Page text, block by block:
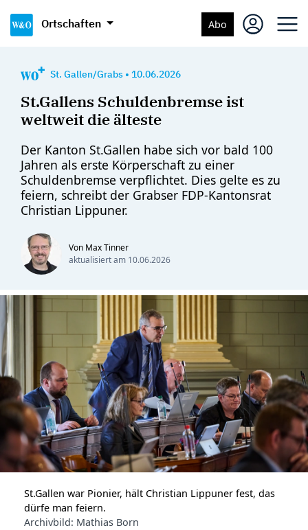
Ortschaften Abo
St. Gallen/Grabs • 10.06.2026
St.Gallens Schuldenbremse ist
weltweit die älteste
Der Kanton St.Gallen habe sich vor bald 100
Jahren als erste Körperschaft zu einer
Schuldenbremse verpflichtet. Dies gelte es zu
feiern, schreibt der Grabser FDP-Kantonsrat
Christian Lippuner.
Von Max Tinner
aktualisiert am 10.06.2026
St.Gallen war Pionier, hält Christian Lippuner fest, das
dürfe man feiern.
Archivbild: Mathias Born